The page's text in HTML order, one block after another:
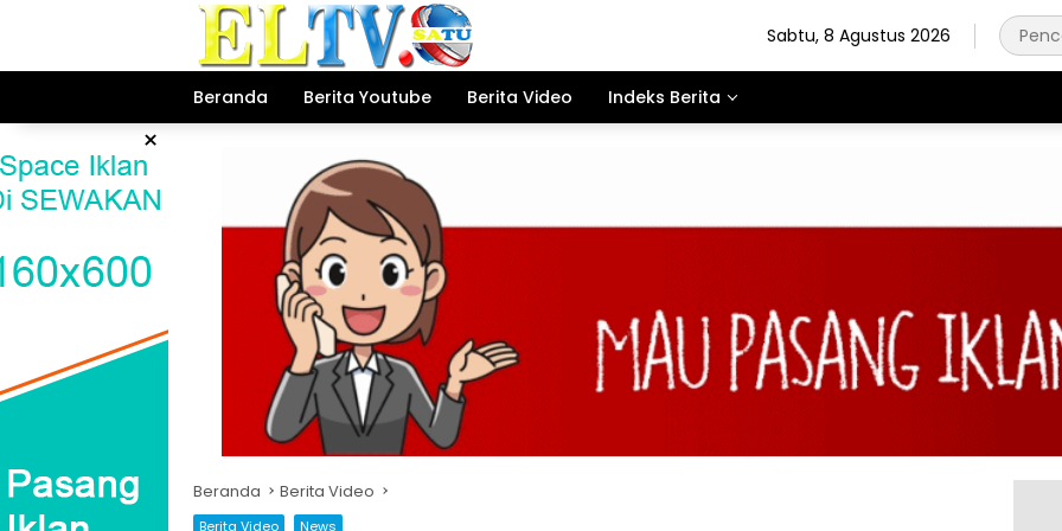
Sabtu, 8 Agustus 2026
Beranda Berita Youtube Berita Video Indeks Berita
×
Beranda Berita Video
Berita Video News